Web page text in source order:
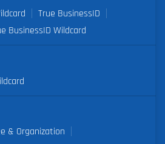
True BusinessID
BusinessID Wildcard
& Organization